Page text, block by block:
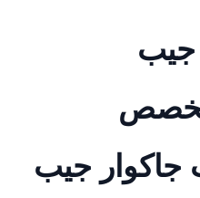
جيب
/ متخصص
جاكوار جيب